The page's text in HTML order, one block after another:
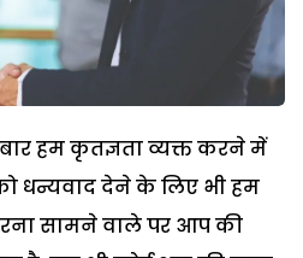
हम कृतज्ञता व्यक्त करने में
धन्यवाद देने के लिए भी हम
सामने वाले पर आप की